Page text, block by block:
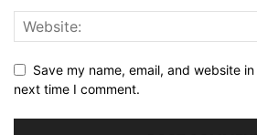
Save my name, email, and website
next time I comment.